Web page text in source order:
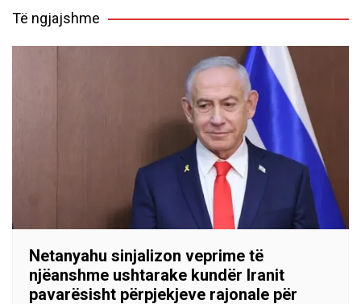
Të ngjajshme
Netanyahu sinjalizon veprime të
njëanshme ushtarake kundër Iranit
pavarësisht përpjekjeve rajonale për